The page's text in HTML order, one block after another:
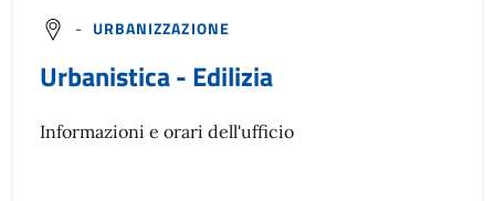
- URBANIZZAZIONE
Urbanistica - Edilizia
Informazioni e orari dell'ufficio